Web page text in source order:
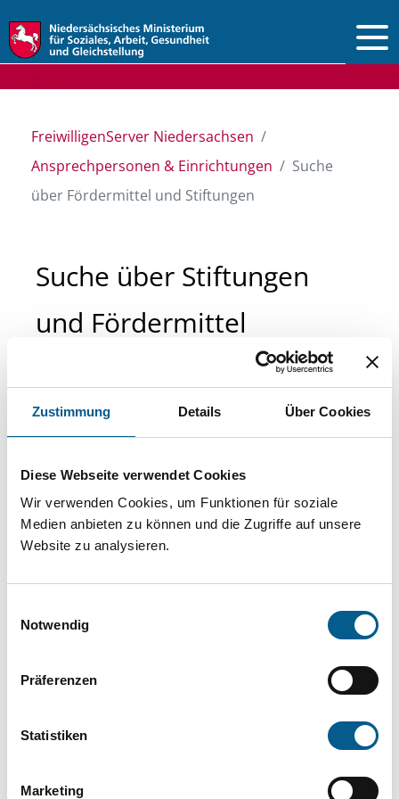
Zustimmung Details Über Cookies
Diese Webseite verwendet Cookies
Wir verwenden Cookies, um Funktionen für soziale
Medien anbieten zu können und die Zugriffe auf unsere
Website zu analysieren.
Notwendig
Präferenzen
Statistiken
Marketing
FreiwilligenServer Niedersachsen
Ansprechpersonen & Einrichtungen
Suche
über Fördermittel und Stiftungen
Suche über Stiftungen
und Fördermittel
Sie suchen finanzielle Unterstützung für ein
Projekt oder ein Vorhaben? Hier können Sie
direkt über unsere Fördermitteldatenbank und
Stiftungsdatenbank recherchieren. Bei der
Suche bitte die Groß- und Kleinschreibung
beachten.
Bitte Suchbegriff eingeben. Ergebnisse
können durch die Wahl von Bereichen oder
Suchen